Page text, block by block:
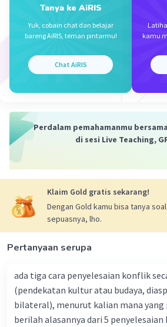
penerapan sikap malu yang
kehidupan, yaitu
Malu tidak mengerjakan PR.
Malu datang terlambat.
Malu untuk membantu
Sifat malu juga dapat
untuk meninggalkan
itu, sifat malu dapat
Tanya ke AiRIS
Yuk, cobain chat dan belajar
bareng AiRIS, teman pintarmu!
Chat AiRIS
kamu
Perdalam pemahamanmu
di sesi Live Teaching,
Klaim Gold gratis sekarang!
Dengan Gold kamu bisa tanya
sepuasnya, lho.
Pertanyaan serupa
ada tiga cara penyelesaian konflik
(pendekatan kultur atau budaya,
bilateral), menurut kalian mana
berilah alasannya dari 5 penyelesaian konflik secara